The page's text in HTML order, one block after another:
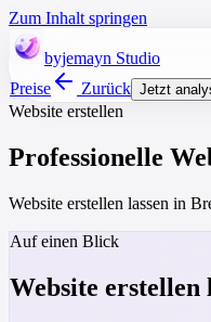
Zum Inhalt springen
byjemayn Studio
Preise
Zurück Jetzt
Website erstellen
Professionelle
Website erstellen lassen in
Auf einen Blick
Website erstellen